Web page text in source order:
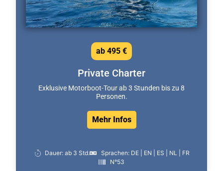
Private Charter
Exklusive Motorboot-Tour ab 3 Stunden bis zu 8
Personen.
Mehr Infos
ab 495 €
Dauer: ab 3 Std.
Sprachen: DE | EN | ES | NL | FR
N°53